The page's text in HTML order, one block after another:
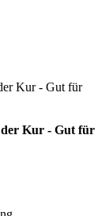
der Kur - Gut für